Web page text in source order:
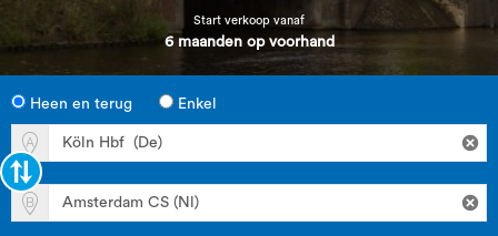
Start verkoop vanaf
6 maanden op voorhand
Heen en terug Enkel